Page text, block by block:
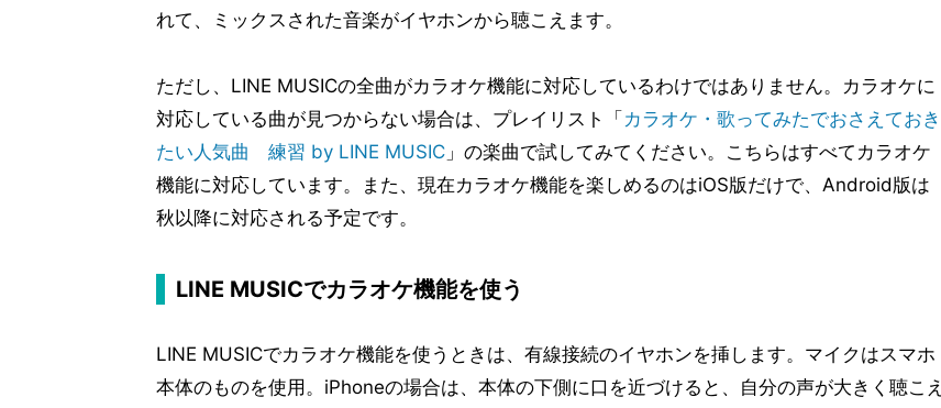
れて、ミックスされた音楽がイヤホンから聴こえます。
ただし、LINE MUSICの全曲がカラオケ機能に対応しているわけではありません。カラオケに
対応している曲が見つからない場合は、プレイリスト「 カラオケ・歌ってみたでおさえておき
たい人気曲 練習 by LINE MUSIC 」の楽曲で試してみてください。こちらはすべてカラオケ
機能に対応しています。また、現在カラオケ機能を楽しめるのはiOS版だけで、Android版は
秋以降に対応される予定です。
LINE MUSICでカラオケ機能を使う
LINE MUSICでカラオケ機能を使うときは、有線接続のイヤホンを挿します。マイクはスマホ
本体のものを使用。iPhoneの場合は、本体の下側に口を近づけると、自分の声が大きく聴こえ